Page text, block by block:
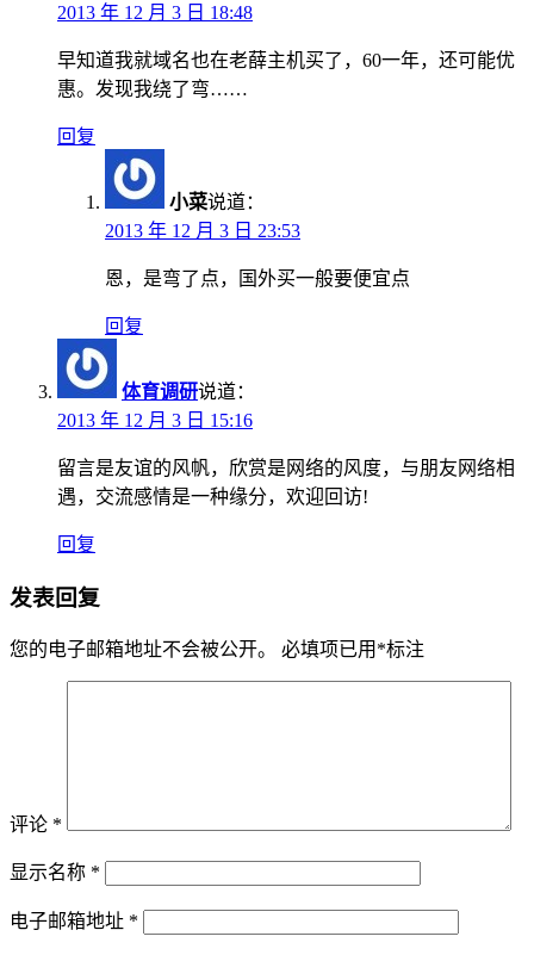
2013 年 12 月 3 日 18:48
早知道我就域名也在老薛主机买了，60一年，还可能优
惠。发现我绕了弯……
回复
小菜说道：
2013 年 12 月 3 日 23:53
恩，是弯了点，国外买一般要便宜点
回复
体育调研说道：
2013 年 12 月 3 日 15:16
留言是友谊的风帆，欣赏是网络的风度，与朋友网络相
遇，交流感情是一种缘分，欢迎回访!
回复
发表回复
您的电子邮箱地址不会被公开。 必填项已用 *标注
评论 *
显示名称 *
电子邮箱地址 *